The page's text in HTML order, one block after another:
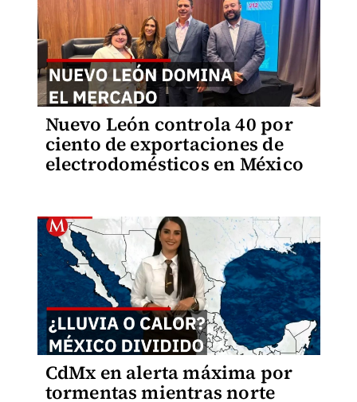
Nuevo León controla 40 por
ciento de exportaciones de
electrodomésticos en México
CdMx en alerta máxima por
tormentas mientras norte